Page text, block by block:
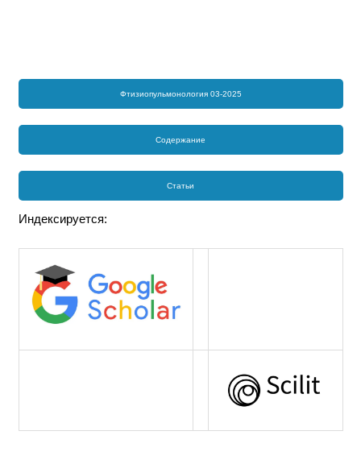
Фтизиопульмонология 03-2025
Содержание
Статьи
Индексируется: